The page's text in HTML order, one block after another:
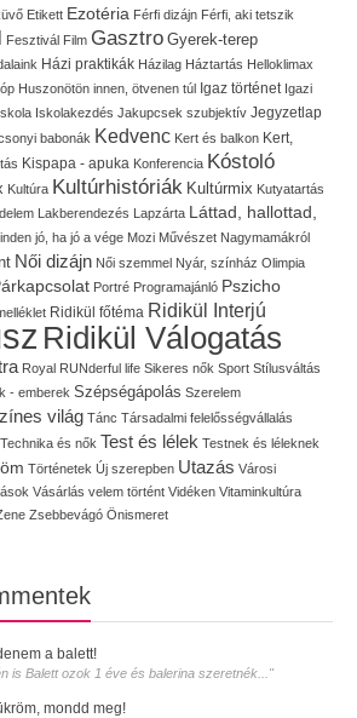
Etikett Ezotéria Férfi dizájn Férfi, aki tetszik
Fesztivál Film Gasztro Gyerek-terep
Házi praktikák Házilag Háztartás Helloklimax
Huszonötön innen, ötvenen túl Igaz történet Igazi
Iskolakezdés Jakupcsek szubjektív Jegyzetlap
babonák Kedvenc Kert és balkon Kert,
Kispapa - apuka Konferencia Kóstoló
Kultúra Kultúrhistóriák Kultúrmix Kutyatartás
Lakberendezés Lapzárta Láttad, hallottad,
jó, ha jó a vége Mozi Művészet Nagymamákról
Női dizájn Női szemmel Nyár, színház Olimpia
Portré Programajánló Pszicho
Ridikül főtéma Ridikül Interjú
Ridikül Válogatás
Royal RUNderful life Sikeres nők Sport Stílusváltás
- emberek Szépségápolás Szerelem
világ Tánc Társadalmi felelősségvállalás
Technika és nők Test és lélek Testnek és léleknek
Történetek Új szerepben Utazás Városi
Vásárlás velem történt Vidéken Vitaminkultúra
Zsebbevágó Önismeret
a balett!
is Balett ozok 1 éve és balerina szeretnék..."
mondd meg!